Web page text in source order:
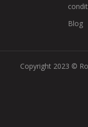
Blog
Copyright 2023 ©